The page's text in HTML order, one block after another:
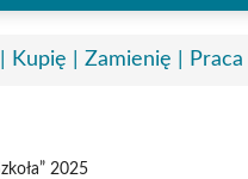
Kupię | Zamienię | Praca
2025